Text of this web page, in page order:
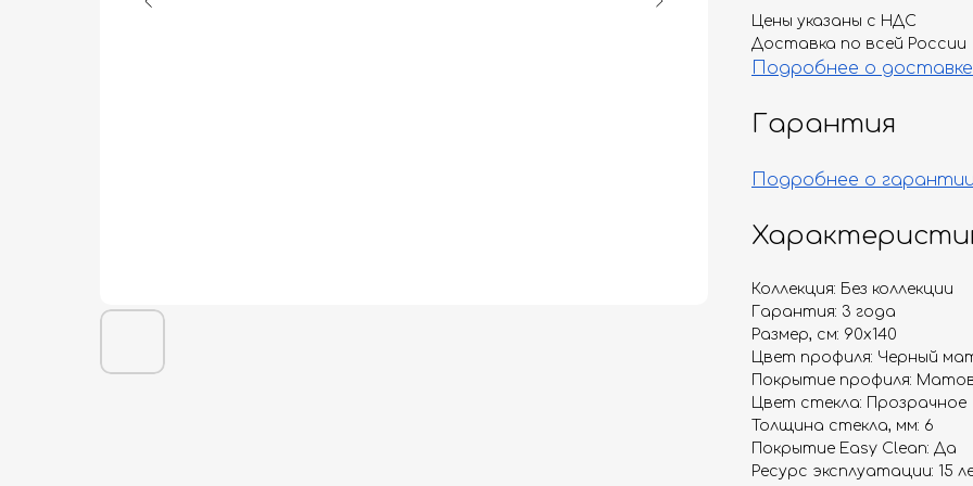
Цены указаны с НДС
Доставка по всей России
Подробнее о доставке
Гарантия
Подробнее о гарантии
Коллекция: Без коллекции
Гарантия: 3 года
Размер, см: 90х140
Цвет профиля: Черный
Покрытие профиля:
Цвет стекла: Прозрачное
Толщина стекла, мм: 6
Покрытие Easy Clean: Да
Ресурс эксплуатации: 15